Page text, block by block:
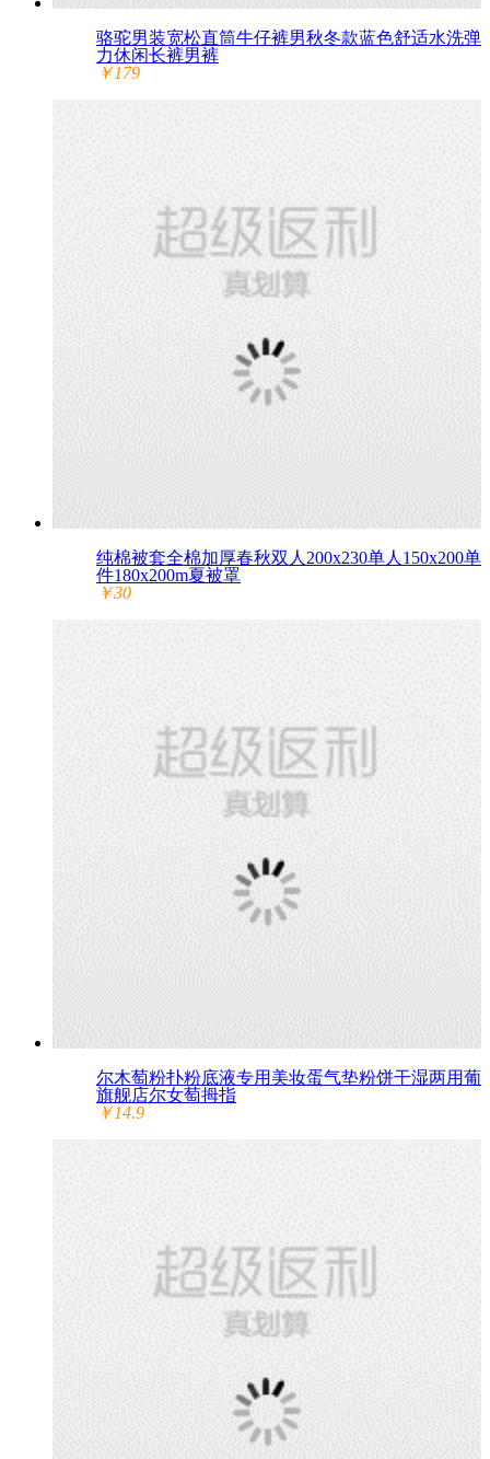
骆驼男装宽松直筒牛仔裤男秋冬款蓝色舒适水洗弹
力休闲长裤男裤
￥179
纯棉被套全棉加厚春秋双人200x230单人150x200单
件180x200m夏被罩
￥30
尔木萄粉扑粉底液专用美妆蛋气垫粉饼干湿两用葡
旗舰店尔女萄拇指
￥14.9